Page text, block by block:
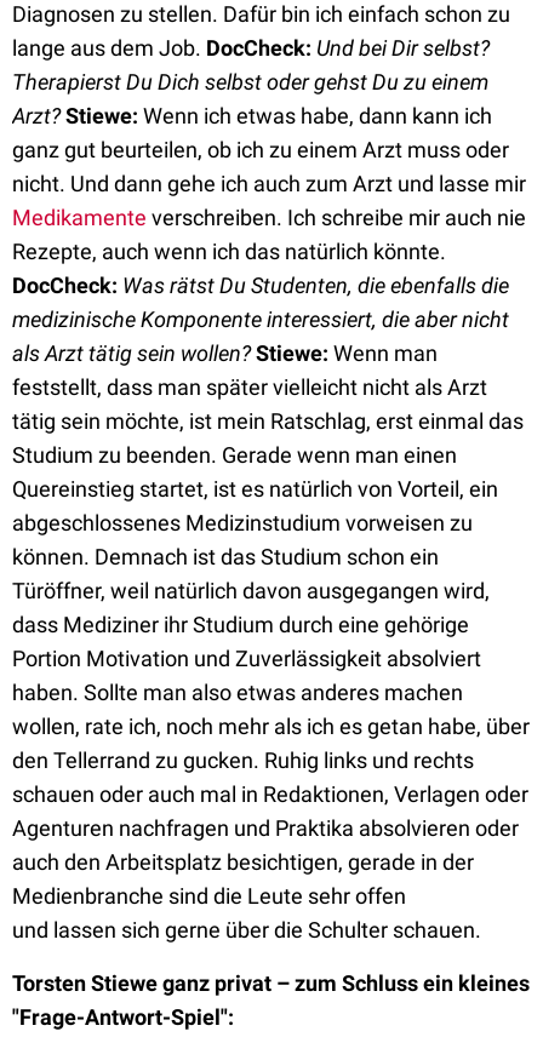
Diagnosen zu stellen. Dafür bin ich einfach schon zu
lange aus dem Job. DocCheck: Und bei Dir selbst?
Therapierst Du Dich selbst oder gehst Du zu einem
Arzt?Stiewe: Wenn ich etwas habe, dann kann ich
ganz gut beurteilen, ob ich zu einem Arzt muss oder
nicht. Und dann gehe ich auch zum Arzt und lasse mir
Medikamente verschreiben. Ich schreibe mir auch nie
Rezepte, auch wenn ich das natürlich könnte.
DocCheck: Was rätst Du Studenten, die ebenfalls die
medizinische Komponente interessiert, die aber nicht
als Arzt tätig sein wollen?Stiewe: Wenn man
feststellt, dass man später vielleicht nicht als Arzt
tätig sein möchte, ist mein Ratschlag, erst einmal das
Studium zu beenden. Gerade wenn man einen
Quereinstieg startet, ist es natürlich von Vorteil, ein
abgeschlossenes Medizinstudium vorweisen zu
können. Demnach ist das Studium schon ein
Türöffner, weil natürlich davon ausgegangen wird,
dass Mediziner ihr Studium durch eine gehörige
Portion Motivation und Zuverlässigkeit absolviert
haben. Sollte man also etwas anderes machen
wollen, rate ich, noch mehr als ich es getan habe, über
den Tellerrand zu gucken. Ruhig links und rechts
schauen oder auch mal in Redaktionen, Verlagen oder
Agenturen nachfragen und Praktika absolvieren oder
auch den Arbeitsplatz besichtigen, gerade in der
Medienbranche sind die Leute sehr offen
und lassen sich gerne über die Schulter schauen.
Torsten Stiewe ganz privat – zum Schluss ein kleines
"Frage-Antwort-Spiel":